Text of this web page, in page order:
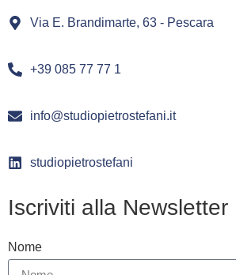
Via E. Brandimarte, 63 - Pescara
+39 085 77 77 1
info@studiopietrostefani.it
studiopietrostefani
Iscriviti alla Newsletter
Nome